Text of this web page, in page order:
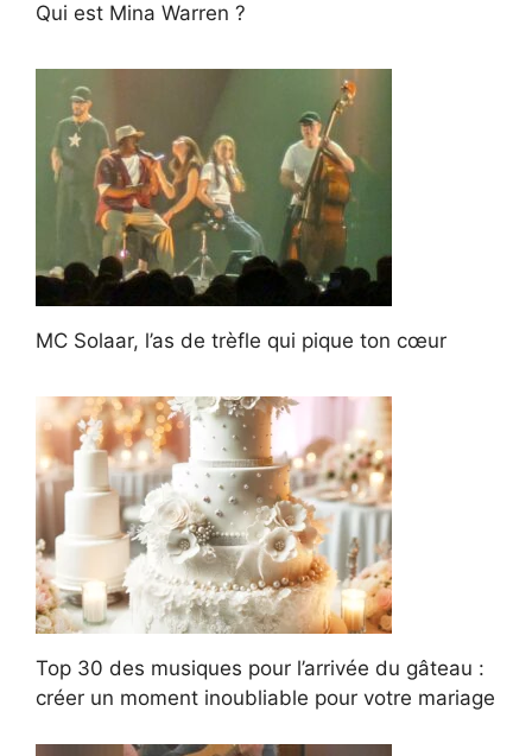
Qui est Mina Warren ?
MC Solaar, l’as de trèfle qui pique ton cœur
Top 30 des musiques pour l’arrivée du gâteau :
créer un moment inoubliable pour votre mariage